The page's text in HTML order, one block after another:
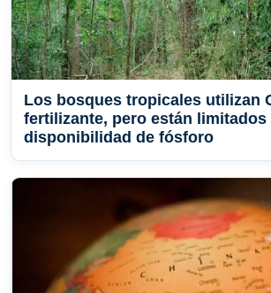
Los bosques tropicales utilizan
fertilizante, pero están limitados
disponibilidad de fósforo